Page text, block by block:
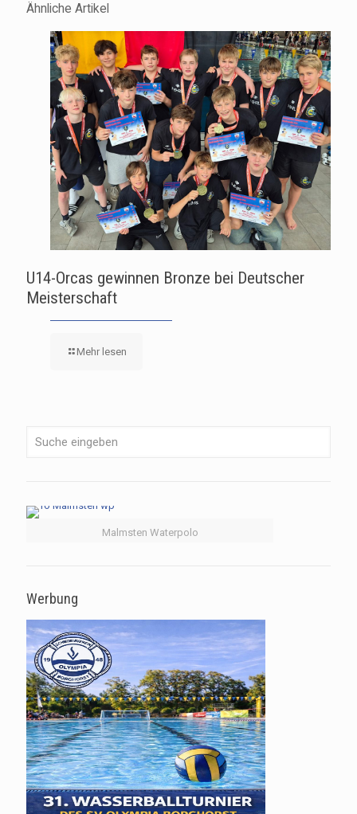
Ähnliche Artikel
U14-Orcas gewinnen Bronze bei Deutscher
Meisterschaft
Mehr lesen
Malmsten Waterpolo
Werbung